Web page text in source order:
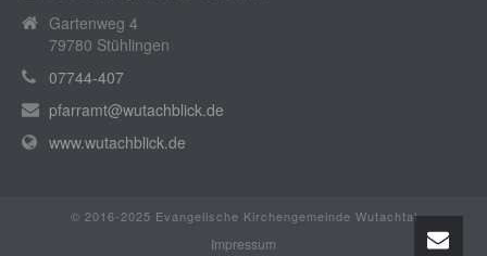
Gartenweg 4
79780 Stühlingen
07744-407
pfarramt@wutachblick.de
www.wutachblick.de
© 2016-2025 Evangelische Kirchengemeinde Wutachtal
Impressum